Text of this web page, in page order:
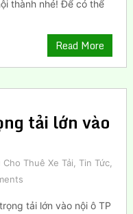
thành nhé! Để có thể
Read More
tải lớn vào
Cho Thuê Xe Tải Tin Tức,
tải lớn vào nội ô TP